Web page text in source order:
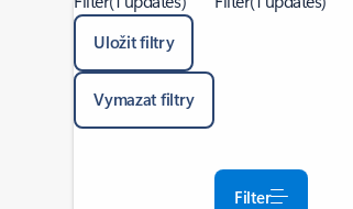
Uložit filtry
Vymazat filtry
Filter